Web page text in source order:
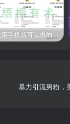
仅用手机就可以做的小项目，当天就能见钱，每天100-300
暴力引流男粉，